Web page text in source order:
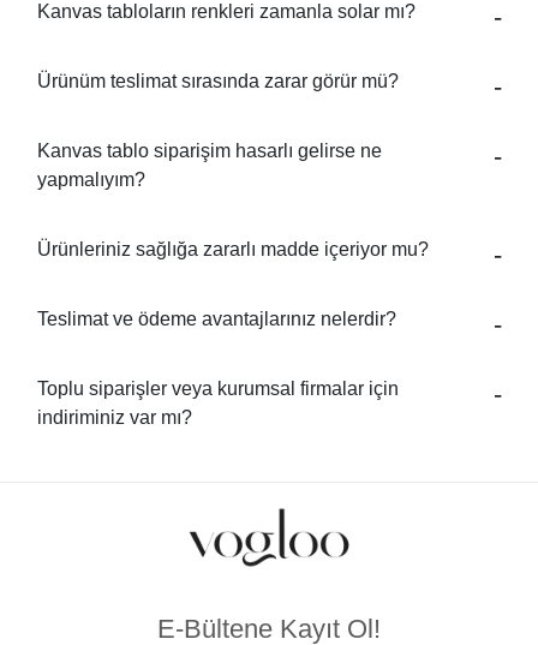
Kanvas tabloların renkleri zamanla solar mı?
Ürünüm teslimat sırasında zarar görür mü?
Kanvas tablo siparişim hasarlı gelirse ne
yapmalıyım?
Ürünleriniz sağlığa zararlı madde içeriyor mu?
Teslimat ve ödeme avantajlarınız nelerdir?
Toplu siparişler veya kurumsal firmalar için
indiriminiz var mı?
E-Bültene Kayıt Ol!